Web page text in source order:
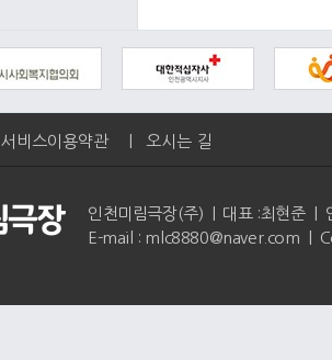
서비스이용약관 오시는 길
인천미림극장(주) | 대표 :최현준 |
E-mail : mlc8880@naver.com |